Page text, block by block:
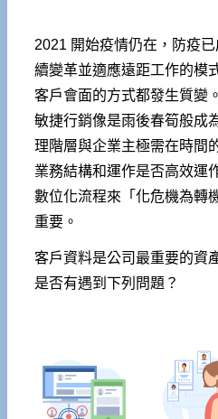
2021 開始疫情仍在，防疫
續變革並適應遠距工作的模
客戶會面的方式都發生質變
敏捷行銷像是雨後春筍般成
理階層與企業主極需在時間
業務結構和運作是否高效運
數位化流程來「化危機為轉
重要。
客戶資料是公司最重要的資
是否有遇到下列問題？